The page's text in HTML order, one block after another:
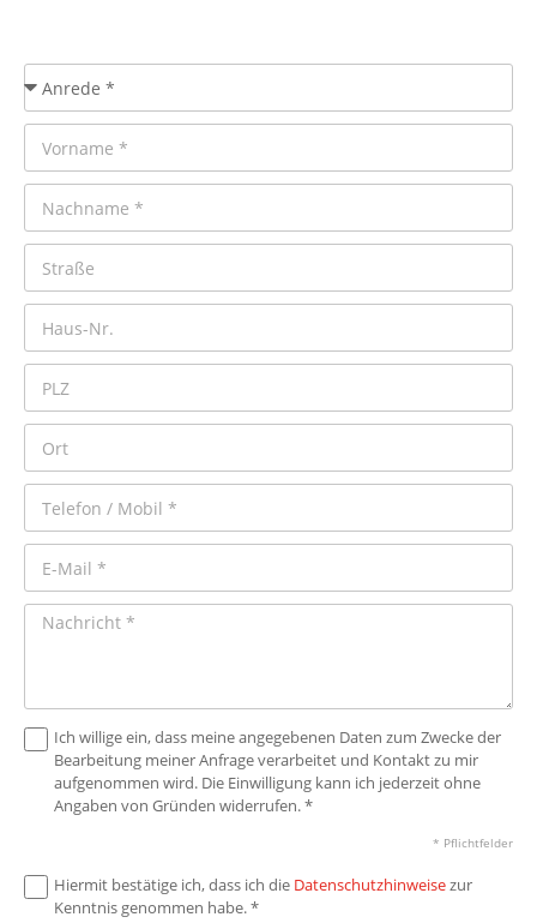
Ich willige ein, dass meine angegebenen Daten zum Zwecke der
Bearbeitung meiner Anfrage verarbeitet und Kontakt zu mir
aufgenommen wird. Die Einwilligung kann ich jederzeit ohne
Angaben von Gründen widerrufen. *
* Pflichtfelder
Hiermit bestätige ich, dass ich die Datenschutzhinweisezur
Kenntnis genommen habe. *